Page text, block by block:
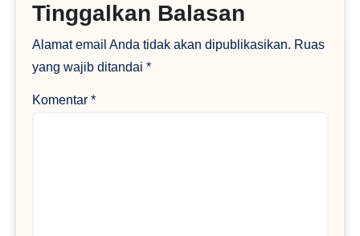
Tinggalkan Balasan
Alamat email Anda tidak akan dipublikasikan. Ruas
yang wajib ditandai *
Komentar *